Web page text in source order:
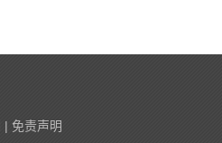
| 免责声明